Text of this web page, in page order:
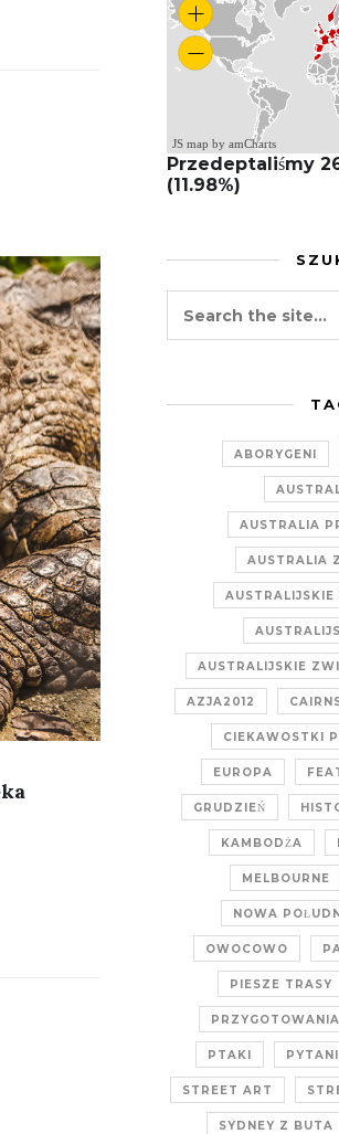
JS map by amCharts
Przedeptaliśmy
(11.98%)
ABORYGENI
AUSTRALIA
AUSTRALIA
AUSTRALIJSKIE
AZJA2012
CIEKAWOSTKI
EUROPA
GRUDZIEŃ
KAMBODŻA
MELBOURNE
NOWA
OWOCOWO
PIESZE TRASY
PRZYGOTOWANIA
PTAKI
STREET ART
SYDNEY Z BUTA